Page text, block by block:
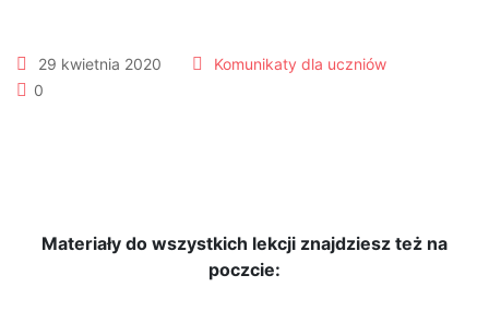
29 kwietnia 2020
Komunikaty dla uczniów
0
Materiały do wszystkich lekcji znajdziesz też na
poczcie: